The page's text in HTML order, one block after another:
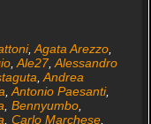
, Agata Arezzo,
, Ale27, Alessandro
Andrea
Antonio Paesanti,
Bennyumbo,
Carlo Marchese,